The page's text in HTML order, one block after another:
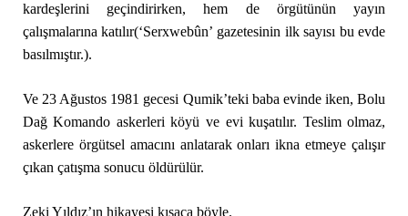
kardeşlerini geçindirirken, hem de örgütünün yayın
çalışmalarına katılır(‘Serxwebûn’ gazetesinin ilk sayısı bu evde
basılmıştır.).
Ve 23 Ağustos 1981 gecesi Qumik’teki baba evinde iken, Bolu
Dağ Komando askerleri köyü ve evi kuşatılır. Teslim olmaz,
askerlere örgütsel amacını anlatarak onları ikna etmeye çalışır
çıkan çatışma sonucu öldürülür.
Zeki Yıldız’ın hikayesi kısaca böyle.